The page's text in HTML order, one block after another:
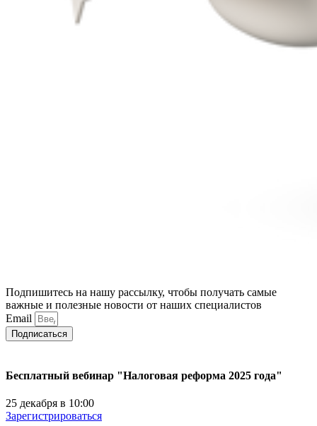
Подпишитесь на нашу рассылку, чтобы получать самые
важные и полезные новости от наших специалистов
Email
Подписаться
Бесплатный вебинар "Налоговая реформа 2025 года"
25 декабря в 10:00
Зарегистрироваться